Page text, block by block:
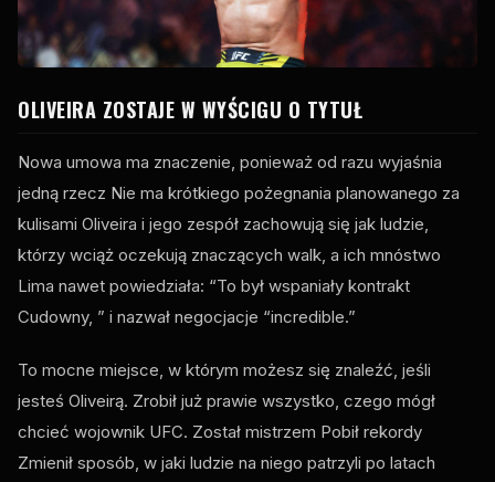
OLIVEIRA ZOSTAJE W WYŚCIGU O TYTUŁ
Nowa umowa ma znaczenie, ponieważ od razu wyjaśnia
jedną rzecz Nie ma krótkiego pożegnania planowanego za
kulisami Oliveira i jego zespół zachowują się jak ludzie,
którzy wciąż oczekują znaczących walk, a ich mnóstwo
Lima nawet powiedziała: “To był wspaniały kontrakt
Cudowny, ” i nazwał negocjacje “incredible.”
To mocne miejsce, w którym możesz się znaleźć, jeśli
jesteś Oliveirą. Zrobił już prawie wszystko, czego mógł
chcieć wojownik UFC. Został mistrzem Pobił rekordy
Zmienił sposób, w jaki ludzie na niego patrzyli po latach